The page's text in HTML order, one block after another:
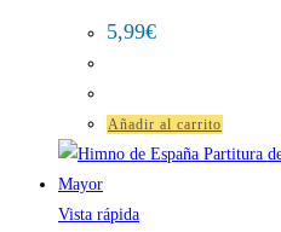
5,99€
Añadir al carrito
Vista rápida